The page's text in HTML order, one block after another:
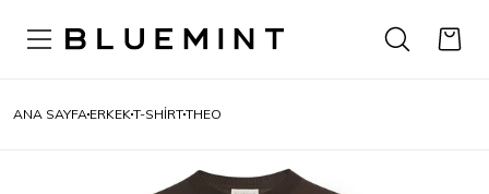
ANA SAYFA ERKEKT-SHIRTTHEO